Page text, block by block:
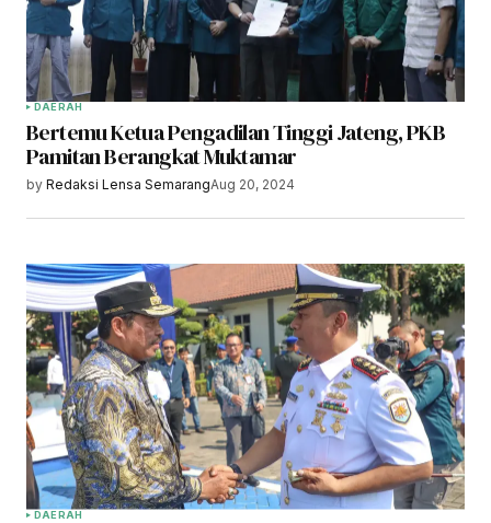
DAERAH
Bertemu Ketua Pengadilan Tinggi Jateng, PKB
Pamitan Berangkat Muktamar
by Redaksi Lensa SemarangAug 20, 2024
DAERAH